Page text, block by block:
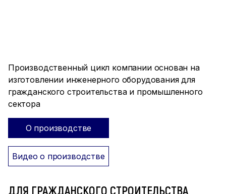
Производственный цикл компании основан на
изготовлении инженерного оборудования для
гражданского строительства и промышленного
сектора
О производстве
Видео о производстве
ДЛЯ ГРАЖДАНСКОГО СТРОИТЕЛЬСТВА